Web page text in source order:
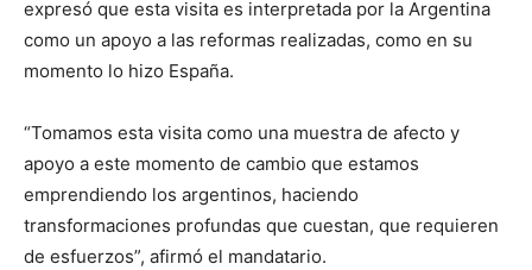
expresó que esta visita es interpretada por la Argentina
como un apoyo a las reformas realizadas, como en su
momento lo hizo España.
“Tomamos esta visita como una muestra de afecto y
apoyo a este momento de cambio que estamos
emprendiendo los argentinos, haciendo
transformaciones profundas que cuestan, que requieren
de esfuerzos”, afirmó el mandatario.